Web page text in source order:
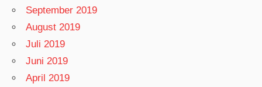
September 2019
August 2019
Juli 2019
Juni 2019
April 2019